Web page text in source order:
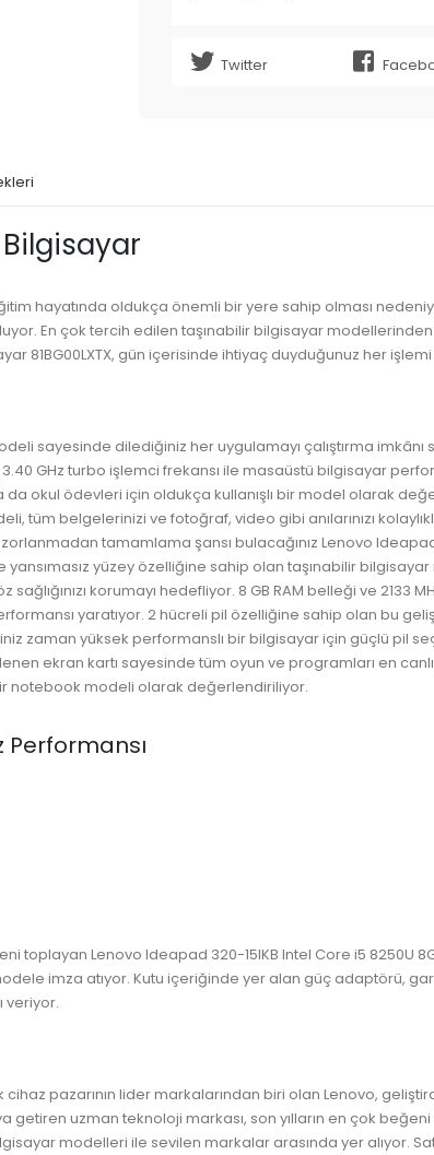
Twitter
hayatında oldukça önemli bir yere sahip olması
En çok tercih edilen taşınabilir bilgisayar
81BG00LXTX, gün içerisinde ihtiyaç duyduğunuz her
sayesinde dilediğiniz her uygulamayı çalıştırma imkânı
3.40 GHz turbo işlemci frekansı ile masaüstü bilgisayar
da okul ödevleri için oldukça kullanışlı bir model olarak
tüm belgelerinizi ve fotoğraf, video gibi anılarınızı
zorlanmadan tamamlama şansı bulacağınız Lenovo
yüzey özelliğine sahip olan taşınabilir
korumayı hedefliyor. 8 GB RAM belleği ve 2133
yaratıyor. 2 hücreli pil özelliğine sahip olan bu
zaman yüksek performanslı bir bilgisayar için güçlü pil
ekran kartı sayesinde tüm oyun ve programları en
notebook modeli olarak değerlendiriliyor.
Performansı
toplayan Lenovo Ideapad 320-15IKB Intel Core i5 8250U
imza atıyor. Kutu içeriğinde yer alan güç adaptörü,
veriyor.
cihaz pazarının lider markalarından biri olan Lenovo,
getiren uzman teknoloji markası, son yılların en çok
modelleri ile sevilen markalar arasında yer alıyor.